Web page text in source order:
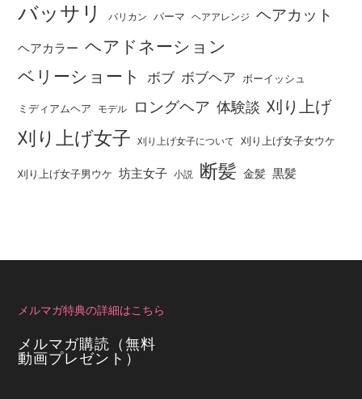
バッサリ バリカン パーマ ヘアアレンジ ヘアカット
ヘアカラー ヘアドネーション
ベリーショート
ボブ ボブヘア ボーイッシュ
ミディアムヘア モデル ロングヘア 体験談 刈り上げ
刈り上げ女子 刈り上げ女子について 刈り上げ女子女ウケ
刈り上げ女子男ウケ 坊主女子 小説 断髪 金髪 黒髪
メルマガ特典の詳細はこちら
メルマガ購読（無料
動画プレゼント）